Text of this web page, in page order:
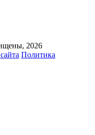
2026
Политика